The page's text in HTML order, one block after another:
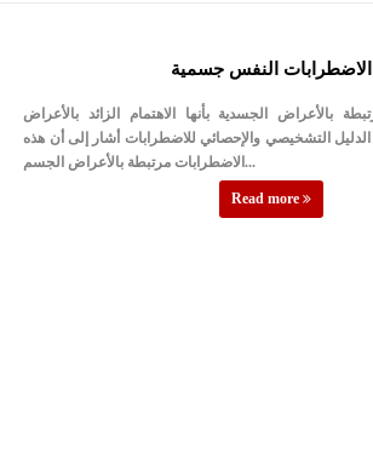
كغم مواد مخدرة
النواب يقر مشروع تعديل قانون الملكية العقارية
تحرير الصحف اليومية ويؤكد حرص مجلس النواب
على شراكة فاعلة مع الإعلام
الاضطرابات النفس جسمية
بالأعراض الجسدية بأنها الاهتمام الزائد بالأعراض
التشخيصي والإحصائي للاضطرابات أشار إلى أن هذه
الاضطرابات مرتبطة بالأعراض الجسم...
Read more